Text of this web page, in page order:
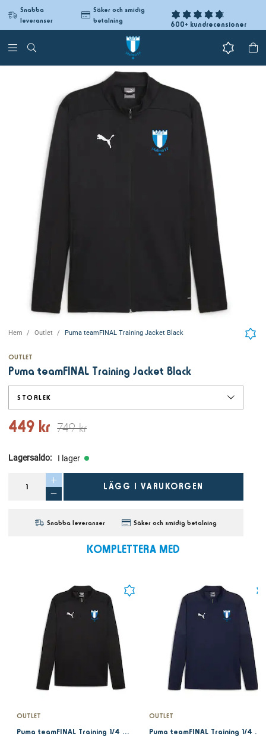
Snabba
leveranser
Säker och smidig
betalning
600+ kundrecensioner
Hem Outlet Puma teamFINAL Training Jacket Black
OUTLET
Puma teamFINAL Training Jacket Black
STORLEK
449 kr 749 kr
Lagersaldo: I lager
LÄGG I VARUKORGEN
Snabba leveranser Säker och smidig betalning
KOMPLETTERA MED
OUTLET
Puma teamFINAL Training 1/4 Zip Top Black
OUTLET
Puma teamFINAL Training 1/4 Zip Top Navy